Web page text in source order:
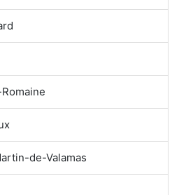
de-Valamas